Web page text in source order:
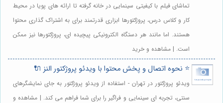
تماشای فیلم با کیفیتی سینمایی در خانه گرفته تا ارائه های پویا در محیط
کار و کلاس درس، پروژکتورها ابزاری قدرتمند برای به اشتراک گذاری محتوا
هستند. اما مانند هر دستگاه الکترونیکی پیچیده ای، پروژکتورها نیز ممکن
است. | مشاهده و خرید
⭐️ نحوه اتصال و پخش محتوا با ویدئو پروژکتور النز 🔌
ویدئو پروژکتور در تهران - استفاده از ویدئو پروژکتور به جای نمایشگرهای
سنتی، تجربه ای سینمایی و فراگیر را برای شما فراهم می کند. | مشاهده و